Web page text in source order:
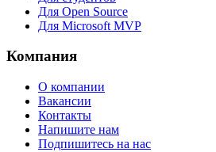
Для Open Source
Для Microsoft MVP
Компания
О компании
Вакансии
Контакты
Напишите нам
Подпишитесь на нас